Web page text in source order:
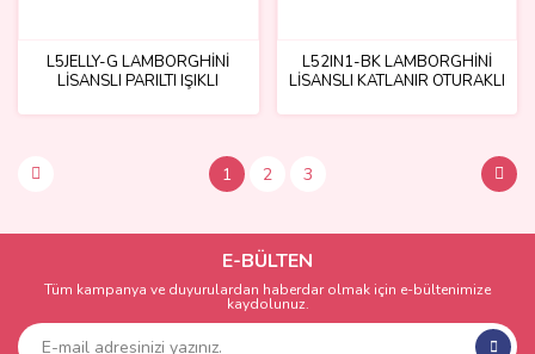
L5JELLY-G LAMBORGHİNİ
LİSANSLI PARILTI IŞIKLI
L52IN1-BK LAMBORGHİNİ
LİSANSLI KATLANIR OTURAKLI
1 2 3
E-BÜLTEN
Tüm kampanya ve duyurulardan haberdar olmak için e-bültenimize
kaydolunuz.